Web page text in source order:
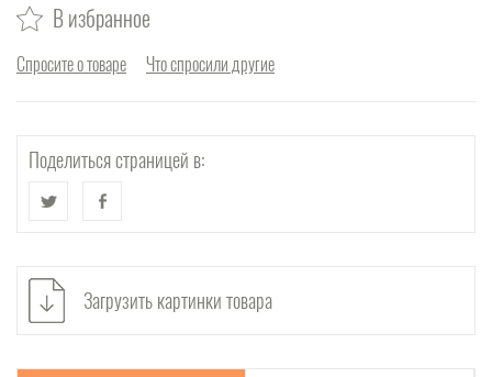
В избранное
Спросите о товаре Что спросили другие
Поделиться страницей в:
Загрузить картинки товара